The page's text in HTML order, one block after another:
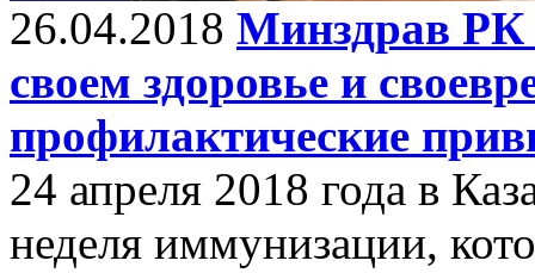
26.04.2018 Минздрав РК
своем здоровье и
профилактические
24 апреля 2018 года в
неделя иммунизации,